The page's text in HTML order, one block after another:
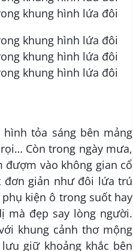
tỏa sáng bên mảng
Còn trong ngày mưa,
đượm vào không gian cổ
đơn giản như đôi lứa trú
kiện ô trong suốt hay
mà đẹp say lòng người.
khung cảnh thơ mộng
giữ khoảng khắc bên